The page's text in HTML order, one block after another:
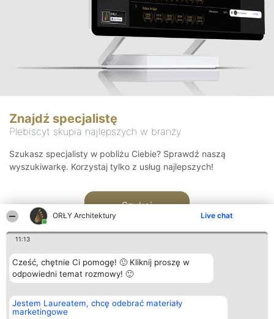
ORŁY Architektury Live chat
11:13
Cześć, chętnie Ci pomogę! 🙂 Kliknij proszę w
odpowiedni temat rozmowy! 🙂
Jestem Laureatem, chcę odebrać materiały
marketingowe
Znajdź specjalistę
Plebiscyt skupia najlepszych w branży
Szukasz specjalisty w pobliżu Ciebie? Sprawdź naszą
wyszukiwarkę. Korzystaj tylko z usług najlepszych!
Szukaj
Organizator plebiscytu
Bright Side Solutions sp. z o.
o. sp. k.
Plebiscyt
Laureaci
Kontakt
Kontakt